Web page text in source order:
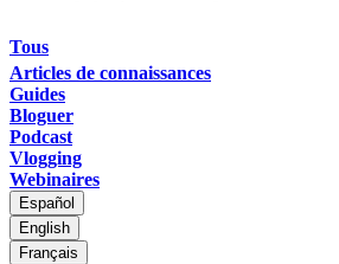
Tous
Articles de connaissances
Guides
Bloguer
Podcast
Vlogging
Webinaires
Español
English
Français